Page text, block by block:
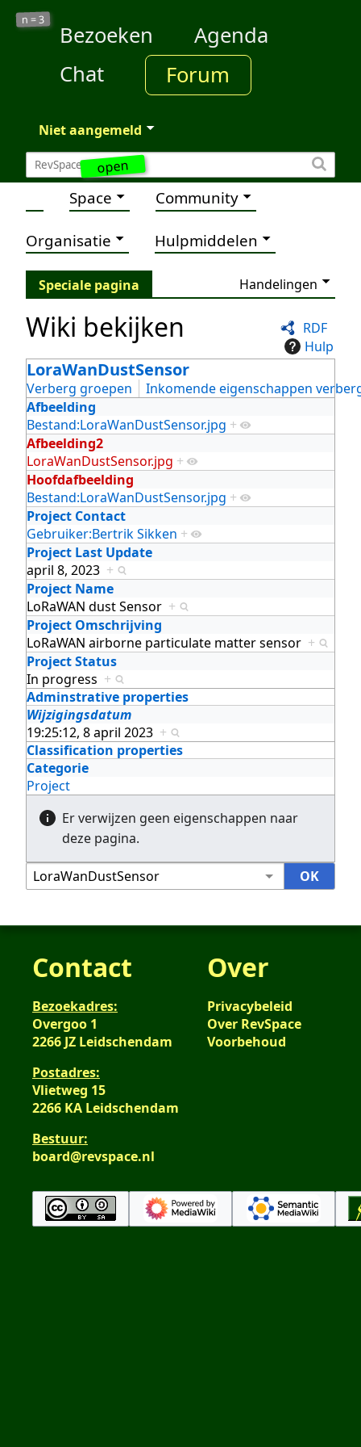
open
n =3
Bezoeken
Agenda
Chat
Forum
Niet aangemeld
Space Community
Organisatie Hulpmiddelen
Speciale pagina Handelingen
RDF
Hulp
Wiki bekijken
LoraWanDustSensor
Verberg groepen
Inkomende eigenschappen
Afbeelding
Bestand:LoraWanDustSensor.jpg +
Afbeelding2
LoraWanDustSensor.jpg +
Hoofdafbeelding
Bestand:LoraWanDustSensor.jpg +
Project Contact
Gebruiker:Bertrik Sikken +
Project Last Update
april 8, 2023 +
Project Name
LoRaWAN dust Sensor +
Project Omschrijving
LoRaWAN airborne particulate matter sensor +
Project Status
In progress +
Adminstrative properties
Wijzigingsdatum
19:25:12, 8 april 2023 +
Classification properties
Categorie
Project
Er verwijzen geen eigenschappen naar
deze pagina.
Contact
Bezoekadres:
Overgoo 1
2266 JZ Leidschendam
Postadres:
Vlietweg 15
2266 KA Leidschendam
Bestuur:
board@revspace.nl
Over
Privacybeleid
Over RevSpace
Voorbehoud